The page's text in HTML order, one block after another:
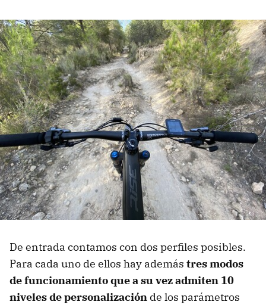
De entrada contamos con dos perfiles posibles.
Para cada uno de ellos hay además tres modos
de funcionamiento que a su vez admiten 10
niveles de personalización de los parámetros